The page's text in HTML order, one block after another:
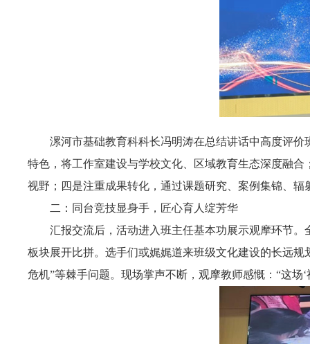
漯河市基础教育科科长冯明涛在总结讲话中高度评
特色，将工作室建设与学校文化、区域教育生态深度融
视野；四是注重成果转化，通过课题研究、案例集锦、
二：同台竞技显身手，匠心育人绽芳华
汇报交流后，活动进入班主任基本功展示观摩环节。
板块展开比拼。选手们或娓娓道来班级文化建设的长远
危机”等棘手问题。现场掌声不断，观摩教师感慨：“这场